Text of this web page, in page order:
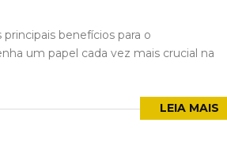
benefícios para o
um papel cada vez mais crucial na
LEIA MAIS